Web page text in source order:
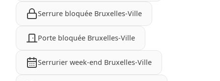
Serrure bloquée Bruxelles-Ville
Porte bloquée Bruxelles-Ville
Serrurier week-end Bruxelles-Ville